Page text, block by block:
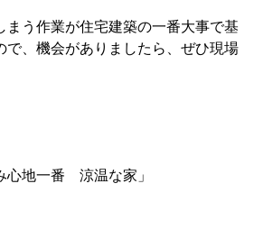
まう作業が住宅建築の一番大事で基
で、機会がありましたら、ぜひ現場
心地一番 涼温な家」